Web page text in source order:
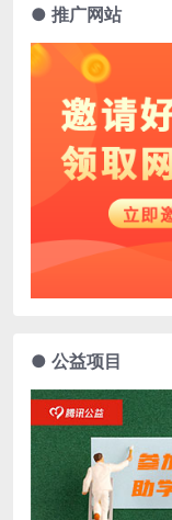
● 推广网站
● 公益项目